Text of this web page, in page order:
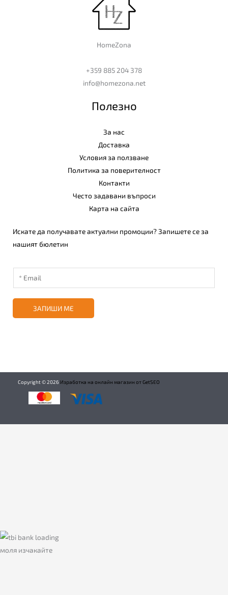
HomeZona
+359 885 204 378
info@homezona.net
Полезно
За нас
Доставка
Условия за ползване
Политика за поверителност
Контакти
Често задавани въпроси
Карта на сайта
Искате да получавате актуални промоции? Запишете се за
нашият бюлетин
ЗАПИШИ МЕ
Copyright ©2026 Изработка на онлайн магазин от GetSEO
моля изчакайте